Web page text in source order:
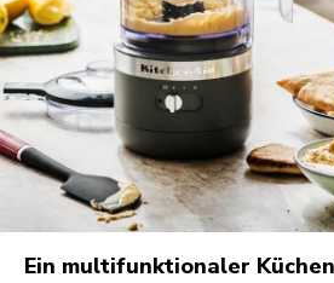
Ein multifunktionaler